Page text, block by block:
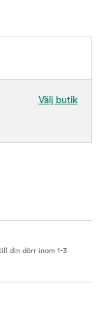
Välj butik
din dörr inom 1-3